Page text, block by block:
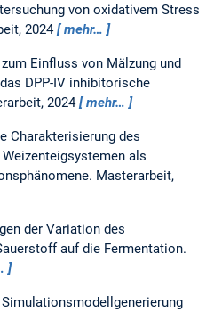
von oxidativem Stress
2024 mehr…
Einfluss von Mälzung und
DPP-IV inhibitorische
2024 mehr…
Charakterisierung des
als
Masterarbeit,
der Variation des
auf die Fermentation.